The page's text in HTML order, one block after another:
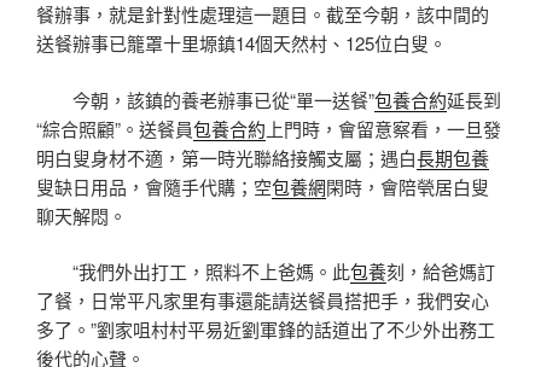
餐辦事，就是針對性處理這一題目。截至今朝，該中間的
送餐辦事已籠罩十里塬鎮14個天然村、125位白叟。
今朝，該鎮的養老辦事已從“單一送餐”包養合約延長到
“綜合照顧”。送餐員包養合約 上門時，會留意察看，一旦發
明白叟身材不適，第一時光聯絡接觸支屬；遇白長期包養
叟缺日用品，會隨手代購；空包養網閑時，會陪煢居白叟
聊天解悶。
“我們外出打工，照料不上爸媽。此包養刻，給爸媽訂
了餐，日常平凡家里有事還能請送餐員搭把手，我們安心
多了。”劉家咀村村平易近劉軍鋒的話道出了不少外出務工
後代的心聲。